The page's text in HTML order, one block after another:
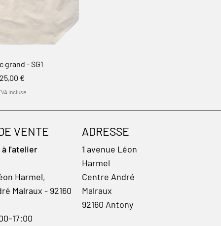
grand - SG1
Prix
25,00 €
Incluse
ADRESSE
1 avenue Léon
Harmel
Centre André
Malraux
92160 Antony
VENTE
l'atelier
Harmel,
Malraux - 92160